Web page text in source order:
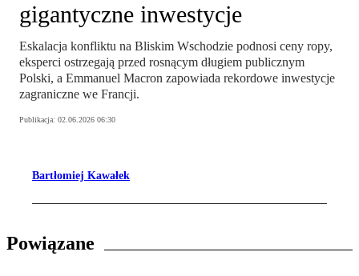
gigantyczne inwestycje
Eskalacja konfliktu na Bliskim Wschodzie podnosi ceny ropy,
eksperci ostrzegają przed rosnącym długiem publicznym
Polski, a Emmanuel Macron zapowiada rekordowe inwestycje
zagraniczne we Francji.
Publikacja: 02.06.2026 06:30
Bartłomiej Kawałek
Powiązane